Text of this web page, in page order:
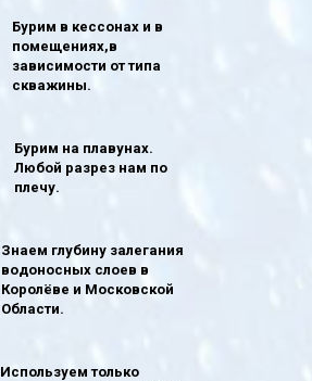
Бурим в кессонах и в
помещениях,в
зависимости от типа
скважины.
Бурим на плавунах.
Любой разрез нам по
плечу.
Знаем глубину залегания
водоносных слоев в
Королёве и Московской
Области.
Используем только